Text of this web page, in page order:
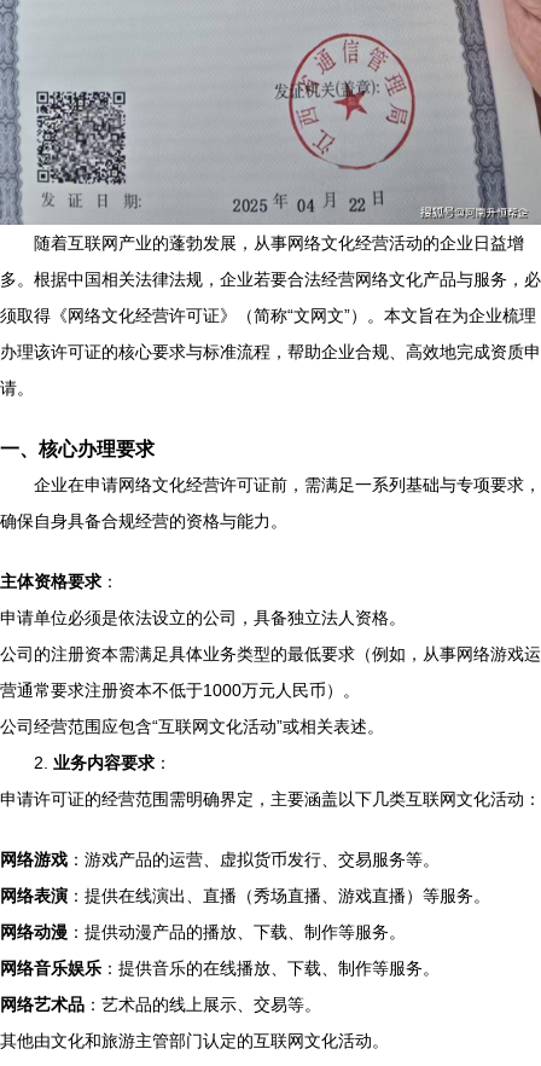
随着互联网产业的蓬勃发展，从事网络文化经营活动的企业日益增
多。根据中国相关法律法规，企业若要合法经营网络文化产品与服务，必
须取得《网络文化经营许可证》（简称“文网文”）。本文旨在为企业梳理
办理该许可证的核心要求与标准流程，帮助企业合规、高效地完成资质申
请。
一、核心办理要求
企业在申请网络文化经营许可证前，需满足一系列基础与专项要求，
确保自身具备合规经营的资格与能力。
主体资格要求 ：
申请单位必须是依法设立的公司，具备独立法人资格。
公司的注册资本需满足具体业务类型的最低要求（例如，从事网络游戏运
营通常要求注册资本不低于1000万元人民币）。
公司经营范围应包含“互联网文化活动”或相关表述。
2. 业务内容要求 ：
申请许可证的经营范围需明确界定，主要涵盖以下几类互联网文化活动：
网络游戏 ：游戏产品的运营、虚拟货币发行、交易服务等。
网络表演 ：提供在线演出、直播（秀场直播、游戏直播）等服务。
网络动漫 ：提供动漫产品的播放、下载、制作等服务。
网络音乐娱乐 ：提供音乐的在线播放、下载、制作等服务。
网络艺术品 ：艺术品的线上展示、交易等。
其他由文化和旅游主管部门认定的互联网文化活动。